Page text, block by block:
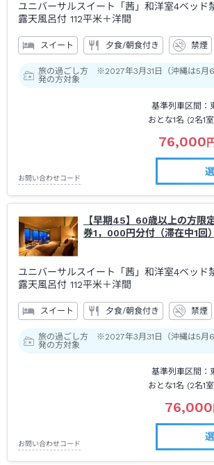
ユニバーサルスイート「茜」和洋室4ベッド
露天風呂付 112平米＋洋間
スイート 夕食/朝食付き 禁煙
旅の過ごし方 ※2027年3月31日（沖縄は5月
発の方対象
基準列車区間
おとな1名 (2名1
76,000
お問い合わせコード
【早期45】60歳以上の方限
券1，000円分付（滞在中1回）
ユニバーサルスイート「茜」和洋室4ベッド
露天風呂付 112平米＋洋間
スイート 夕食/朝食付き 禁煙
旅の過ごし方 ※2027年3月31日（沖縄は5月
発の方対象
基準列車区間
おとな1名 (2名1
76,000
お問い合わせコード